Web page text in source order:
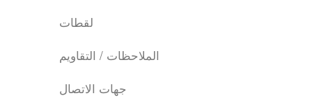
لقطات
الملاحظات / التقاويم
جهات الاتصال